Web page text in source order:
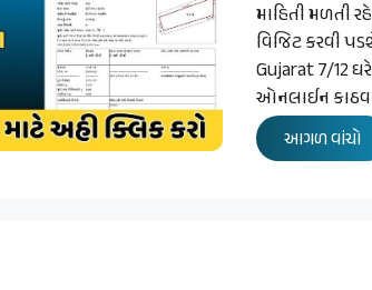
માહિતી મળતી
વિજિટ કરવી
Gujarat 7/12
ઓનલાઈન
આગળ વાંચો